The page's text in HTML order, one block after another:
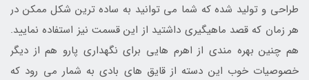
طراحی و تولید شده که شما می توانید به ساده ترین شکل ممکن در
هر زمان که قصد ماهیگیری داشتید از این قسمت نیز استفاده نمایید.
هم چنین بهره مندی از اهرم هایی برای نگهداری پارو هم از دیگر
خصوصیات خوب این دسته از قایق های بادی به شمار می رود که